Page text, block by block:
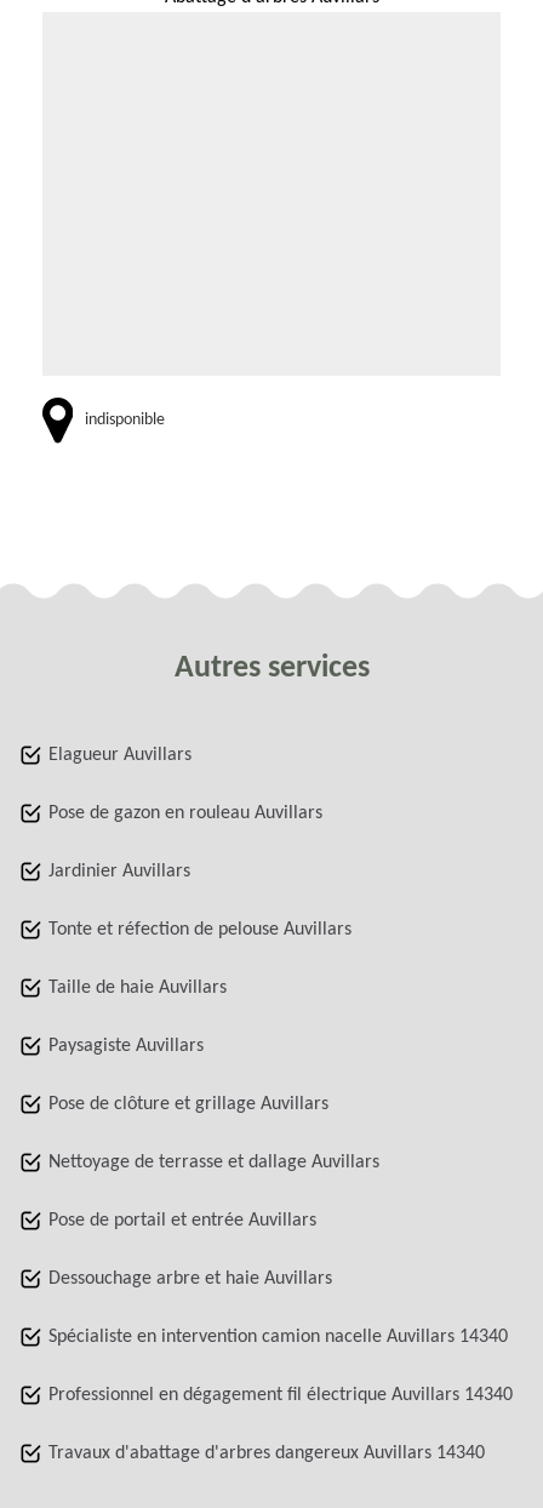
indisponible
Autres services
Elagueur Auvillars
Pose de gazon en rouleau Auvillars
Jardinier Auvillars
Tonte et réfection de pelouse Auvillars
Taille de haie Auvillars
Paysagiste Auvillars
Pose de clôture et grillage Auvillars
Nettoyage de terrasse et dallage Auvillars
Pose de portail et entrée Auvillars
Dessouchage arbre et haie Auvillars
Spécialiste en intervention camion nacelle Auvillars 14340
Professionnel en dégagement fil électrique Auvillars 14340
Travaux d'abattage d'arbres dangereux Auvillars 14340